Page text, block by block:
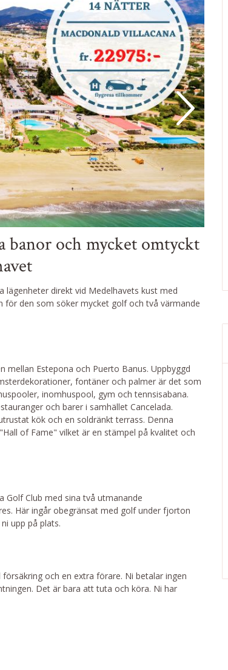
banor och mycket omtyckt
lägenheter direkt vid Medelhavets kust med
den som söker mycket golf och två värmande
mellan Estepona och Puerto Banus. Uppbyggd
fontäner och palmer är det som
inomhuspool, gym och tennsisabana.
och barer i samhället Cancelada.
kök och en soldränkt terrass. Denna
of Fame" vilket är en stämpel på kvalitet och
Golf Club med sina två utmanande
Här ingår obegränsat med golf under fjorton
upp på plats.
och en extra förare. Ni betalar ingen
Det är bara att tuta och köra. Ni har